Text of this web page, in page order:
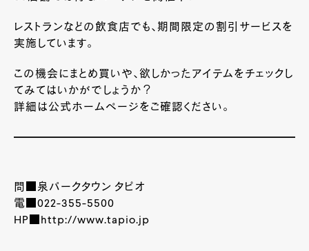
レストランなどの飲食店でも、期間限定の割引サービスを
実施しています。
この機会にまとめ買いや、欲しかったアイテムをチェックし
てみてはいかがでしょうか？
詳細は公式ホームページをご確認ください。
問■泉パークタウン タピオ
電■022-355-5500
HP■http://www.tapio.jp